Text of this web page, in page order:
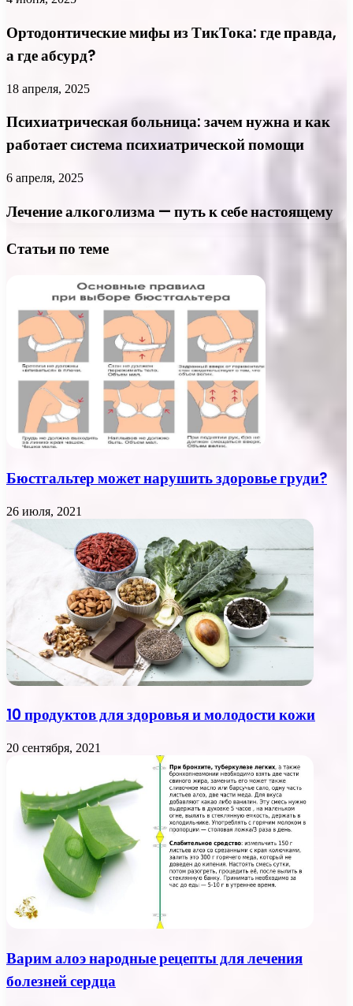
Ортодонтические мифы из ТикТока: где правда,
а где абсурд?
18 апреля, 2025
Психиатрическая больница: зачем нужна и как
работает система психиатрической помощи
6 апреля, 2025
Лечение алкоголизма — путь к себе настоящему
Статьи по теме
Бюстгальтер может нарушить здоровье груди?
26 июля, 2021
10 продуктов для здоровья и молодости кожи
20 сентября, 2021
Варим алоэ народные рецепты для лечения
болезней сердца